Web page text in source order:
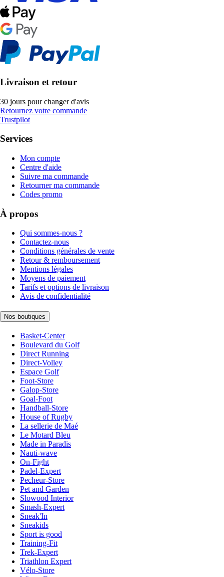
Livraison et retour
30 jours pour changer d'avis
Retournez votre commande
Trustpilot
Services
Mon compte
Centre d'aide
Suivre ma commande
Retourner ma commande
Codes promo
À propos
Qui sommes-nous ?
Contactez-nous
Conditions générales de vente
Retour & remboursement
Mentions légales
Moyens de paiement
Tarifs et options de livraison
Avis de confidentialité
Nos boutiques
Basket-Center
Boulevard du Golf
Direct Running
Direct-Volley
Espace Golf
Foot-Store
Galop-Store
Goal-Foot
Handball-Store
House of Rugby
La sellerie de Maé
Le Motard Bleu
Made in Paradis
Nauti-wave
On-Fight
Padel-Expert
Pecheur-Store
Pet and Garden
Slowood Interior
Smash-Expert
Sneak'In
Sneakids
Sport is good
Training-Fit
Trek-Expert
Triathlon Expert
Vélo-Store